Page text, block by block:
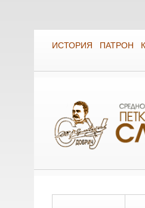
ИСТОРИЯ ПАТРОН